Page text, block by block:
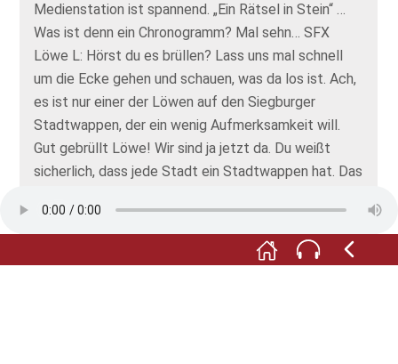
Medienstation ist spannend. „Ein Rätsel in Stein“ …
Was ist denn ein Chronogramm? Mal sehn… SFX
Löwe L: Hörst du es brüllen? Lass uns mal schnell
um die Ecke gehen und schauen, was da los ist. Ach,
es ist nur einer der Löwen auf den Siegburger
Stadtwappen, der ein wenig Aufmerksamkeit will.
Gut gebrüllt Löwe! Wir sind ja jetzt da. Du weißt
sicherlich, dass jede Stadt ein Stadtwappen hat. Das
– mit Erzengel Michael im roten Mantel und
silbernen Flügeln. Ihm zu Füßen liegt ein roter Löwe.
Beide sind sehr stark und beschützen die Stadt. Hier